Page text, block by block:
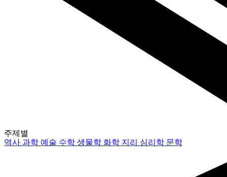
주제별
역사과학 예술 수학생물학 화학 지리 심리학 문학